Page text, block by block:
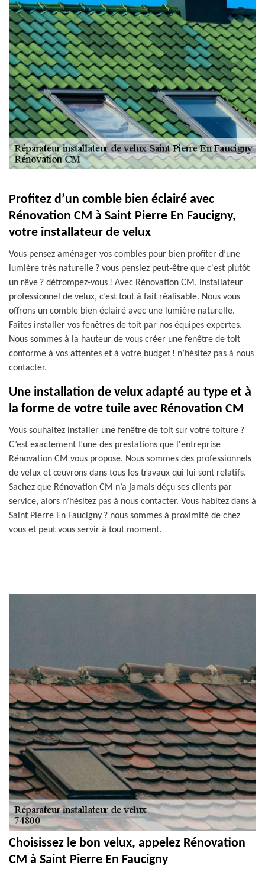
Profitez d’un comble bien éclairé avec
Rénovation CM à Saint Pierre En Faucigny,
votre installateur de velux
Vous pensez aménager vos combles pour bien profiter d’une
lumière très naturelle ? vous pensiez peut-être que c'est plutôt
un rêve ? détrompez-vous ! Avec Rénovation CM, installateur
professionnel de velux, c’est tout à fait réalisable. Nous vous
offrons un comble bien éclairé avec une lumière naturelle.
Faites installer vos fenêtres de toit par nos équipes expertes.
Nous sommes à la hauteur de vous créer une fenêtre de toit
conforme à vos attentes et à votre budget ! n’hésitez pas à nous
contacter.
Une installation de velux adapté au type et à
la forme de votre tuile avec Rénovation CM
Vous souhaitez installer une fenêtre de toit sur votre toiture ?
C’est exactement l’une des prestations que l'entreprise
Rénovation CM vous propose. Nous sommes des professionnels
de velux et œuvrons dans tous les travaux qui lui sont relatifs.
Sachez que Rénovation CM n’a jamais déçu ses clients par
service, alors n’hésitez pas à nous contacter. Vous habitez dans à
Saint Pierre En Faucigny ? nous sommes à proximité de chez
vous et peut vous servir à tout moment.
Choisissez le bon velux, appelez Rénovation
CM à Saint Pierre En Faucigny